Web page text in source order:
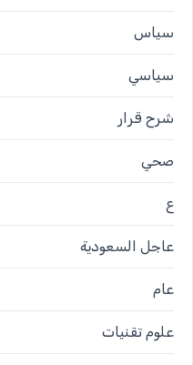
سياس
سياسي
شرح قرار
صحي
ع
عاجل السعودية
عام
علوم تقنيات